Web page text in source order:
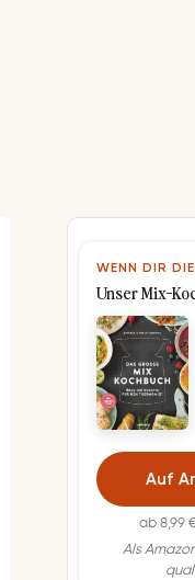
WENN DIR
Unser Mix-
Auf
ab 8,99
Als